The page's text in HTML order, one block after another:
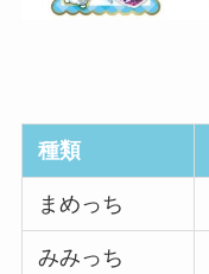
種類
まめっち
みみっち